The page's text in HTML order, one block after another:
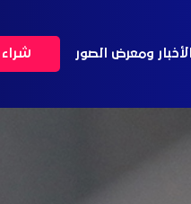
الأخبار ومعرض الصور شراء